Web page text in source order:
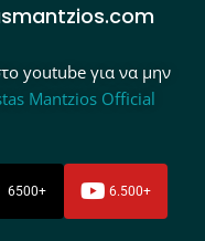
youtube για να μην
Mantzios Official
6500+ 6.500+